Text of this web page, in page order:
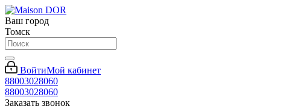
Ваш город
Томск
ВойтиМой кабинет
88003028060
88003028060
Заказать звонок